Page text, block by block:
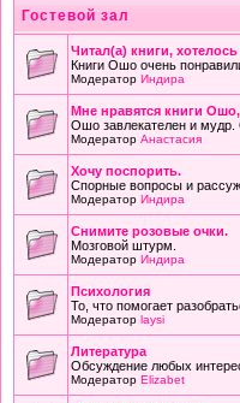
Гостевой зал
Читал(а) книги,
Книги Ошо очень
Модератор Индира
Мне нравятся книги
Ошо завлекателен и мудр.
Модератор Анастасия
Хочу поспорить.
Спорные вопросы и
Модератор Индира
Снимите розовые очки.
Мозговой штурм.
Модератор Индира
Психология
То, что помогает
Модератор laysi
Литература
Обсуждение любых
Модератор Elizabet